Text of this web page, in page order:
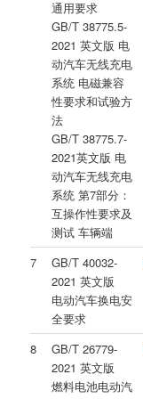
通用要求
GB/T 38775.5-
2021 英文版 电
动汽车无线充电
系统 电磁兼容
性要求和试验方
法
GB/T 38775.7-
2021英文版 电
动汽车无线充电
系统 第7部分：
互操作性要求及
测试 车辆端
7
GB/T 40032-
2021 英文版
电动汽车换电安
全要求
8
GB/T 26779-
2021 英文版
燃料电池电动汽